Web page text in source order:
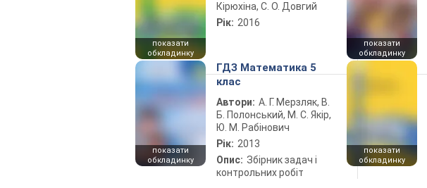
показати
обкладинку
Кірюхіна, С. О. Довгий
Рік: 2016
показати
обкладинку
показати
обкладинку
ГДЗ Математика 5
клас
Автори: А. Г. Мерзляк, В.
Б. Полонський, М. С. Якір,
Ю. М. Рабінович
Рік: 2013
Опис: Збірник задач і
контрольних робіт
показати
обкладинку